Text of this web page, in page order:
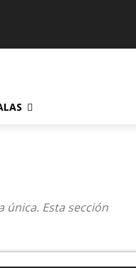
Esta sección